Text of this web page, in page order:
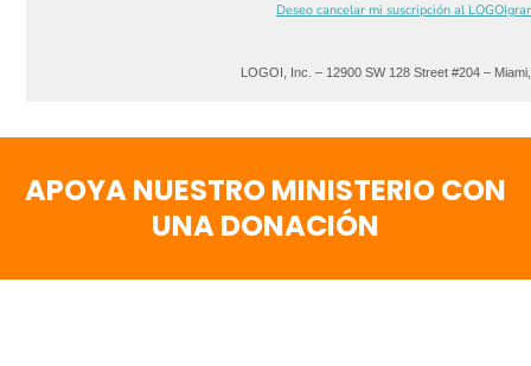
Deseo cancelar mi suscripción al
LOGOI, Inc. – 12900 SW 128 Street #204 –
APOYA NUESTRO MINISTERIO CON
UNA DONACIÓN